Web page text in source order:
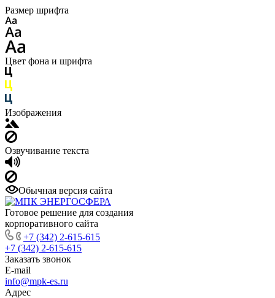
Размер шрифта
Цвет фона и шрифта
Изображения
Озвучивание текста
Обычная версия сайта
Готовое решение для создания
корпоративного сайта
+7 (342) 2-615-615
+7 (342) 2-615-615
Заказать звонок
E-mail
info@mpk-es.ru
Адрес